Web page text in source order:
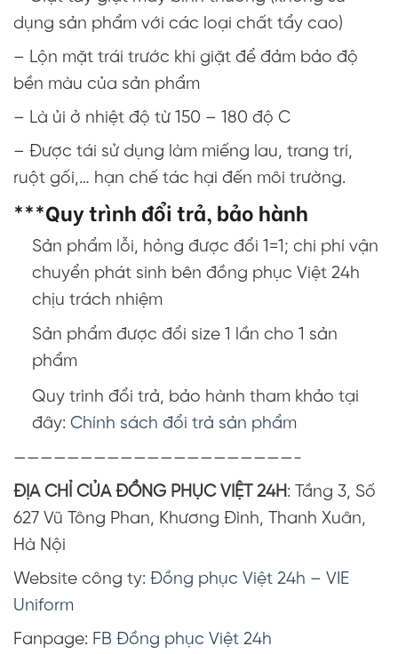
dụng sản phẩm với các loại chất tẩy cao)
– Lộn mặt trái trước khi giặt để đảm bảo độ
bền màu của sản phẩm
– Là ủi ở nhiệt độ từ 150 – 180 độ C
– Được tái sử dụng làm miếng lau, trang trí,
ruột gối,… hạn chế tác hại đến môi trường.
***Quy trình đổi trả, bảo hành
Sản phẩm lỗi, hỏng được đổi 1=1; chi phí vận
chuyển phát sinh bên đồng phục Việt 24h
chịu trách nhiệm
Sản phẩm được đổi size 1 lần cho 1 sản
phẩm
Quy trình đổi trả, bảo hành tham khảo tại
đây: Chính sách đổi trả sản phẩm
—————————————————————-
ĐỊA CHỈ CỦA ĐỒNG PHỤC VIỆT 24H: Tầng 3, Số
627 Vũ Tông Phan, Khương Đình, Thanh Xuân,
Hà Nội
Website công ty: Đồng phục Việt 24h – VIE
Uniform
Fanpage: FB Đồng phục Việt 24h